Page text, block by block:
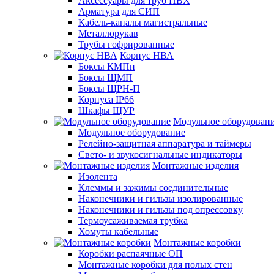
Арматура для СИП
Кабель-каналы магистральные
Металлорукав
Трубы гофрированные
Корпус НВА
Боксы КМПн
Боксы ЩМП
Боксы ЩРН-П
Корпуса IP66
Шкафы ЩУР
Модульное
Модульное оборудование
Релейно-защитная аппаратура и таймеры
Свето- и звукосигнальные индикаторы
Монтажные изделия
Изолента
Клеммы и зажимы соединительные
Наконечники и гильзы изолированные
Наконечники и гильзы под опрессовку
Термоусаживаемая трубка
Хомуты кабельные
Монтажные коробки
Коробки распаячные ОП
Монтажные коробки для полых стен